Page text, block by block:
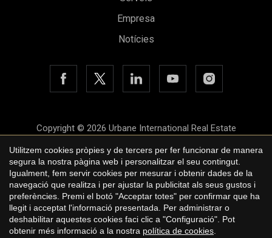
Empresa
Notícies
Copyright © 2026 Urbane International Real Estate
Avís legal
Política de privacitat
Polí­tica de cookies
byiEstrategic
Utilitzem cookies pròpies y de tercers per fer funcionar de manera
segura la nostra pàgina web i personalitzar el seu contingut.
Igualment, fem servir cookies per mesurar i obtenir dades de la
navegació que realitza i per ajustar la publicitat als seus gustos i
preferències. Premi el botó "Acceptar totes" per confirmar que ha
llegit i acceptat l'informació presentada. Per administrar o
deshabilitar aquestes cookies faci clic a "Configuració". Pot
obtenir més informació a la nostra política de cookies